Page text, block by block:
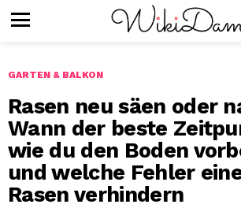
GARTEN & BALKON
Rasen neu säen oder
Wann der beste
wie du den Boden
und welche Fehler
Rasen verhindern